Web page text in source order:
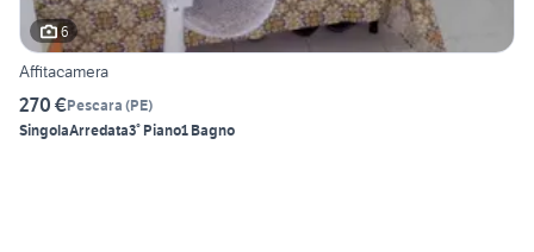
6
Affitacamera
270 €Pescara (PE)
SingolaArredata3° Piano1 Bagno